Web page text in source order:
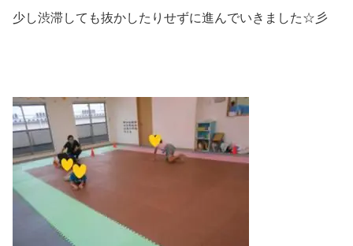
少し渋滞しても抜かしたりせずに進んでいきました☆彡